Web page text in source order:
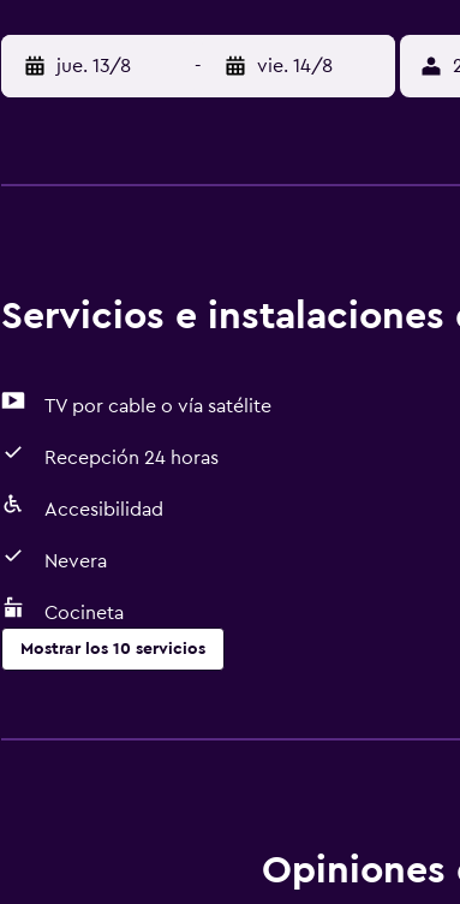
jue. 13/8 - vie. 14/8
Servicios e
TV por cable o vía satélite
Recepción 24 horas
Accesibilidad
Nevera
Cocineta
Mostrar los 10 servicios
Microondas
Opiniones